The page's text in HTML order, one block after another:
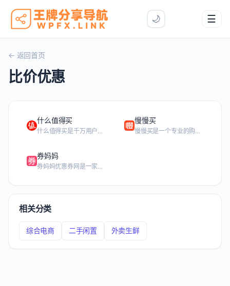
🏠 首页
🏆 排行榜
🌙 ☰
← 返回首页
比价优惠
什么值得买
什么值得买是千万用户热爱的兴趣消费指南，致力于应用 AI 技术帮助用户一站式高效获取全网优质兴趣内容，为用户提供来自全网真实、实时的消费决策支持。
慢慢买
慢慢买是一个专业的购物导购、比价网站，汇集了所有主流网上商城的报价、活动促销、历史价格走势等信息。慢慢买倡导理性消费，以让用户买到高性比价商品为宗旨的比价网。
券妈妈
券妈妈优惠券网是一家免费领取京东优惠券,拼多多优惠券,唯品会优惠券,饿了么优惠券,美团外卖优惠券,滴滴优惠券网站。
相关分类
综合电商 二手闲置 外卖生鲜